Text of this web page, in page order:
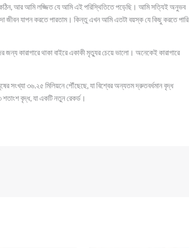
কঠিন, আর আমি লজ্জিত যে আমি এই পরিস্থিতিতে পড়েছি। আমি সত্যিই অনুভব
যাপন করতে পারতাম। কিন্তু এখন আমি এতটা বয়স্ক যে কিছু করতে পারি
জন্য কারাগারে থাকা বাইরে একাকী মৃত্যুর চেয়ে ভালো। অনেকেই কারাগারে
সংখ্যা ৩৬.২৫ মিলিয়নে পৌঁছেছে, যা বিশ্বের অন্যতম দ্রুতবর্ধমান বৃদ্ধ
বৃদ্ধ, যা একটি নতুন রেকর্ড।